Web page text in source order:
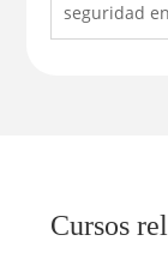
seguridad
Cursos